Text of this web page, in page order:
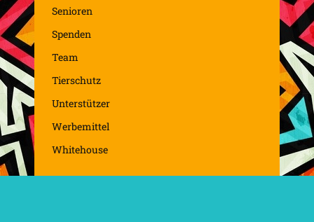
Senioren
Spenden
Team
Tierschutz
Unterstützer
Werbemittel
Whitehouse